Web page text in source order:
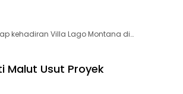
kehadiran Villa Lago Montana di…
Malut Usut Proyek